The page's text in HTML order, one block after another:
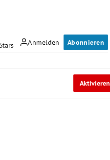
Anmelden Abonnieren
Stars
Aktivieren